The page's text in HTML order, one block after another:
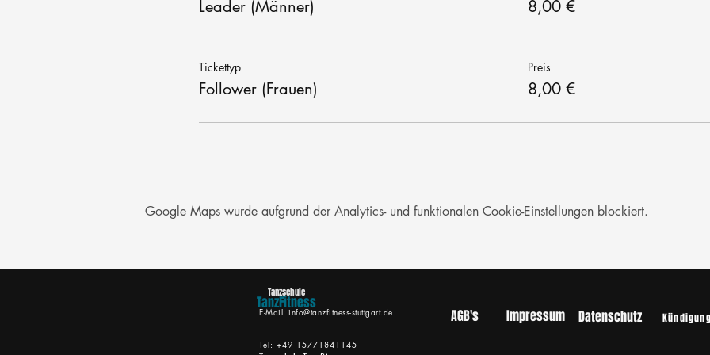
Leader (Männer) 8,00 €
Tickettyp
Follower (Frauen)
Preis
8,00 €
Google Maps wurde aufgrund der Analytics- und funktionalen Cookie-Einstellungen blockiert.
E-Mail: info@tanzfitness-stuttgart.de
Tanzschule
TanzFitness
AGB's Impressum Datenschutz Kündigung
Tel: +49 15771841145